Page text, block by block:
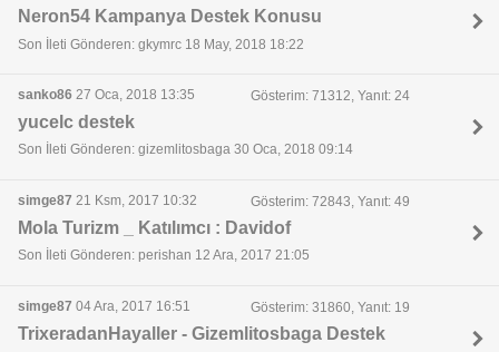
Neron54 Kampanya Destek Konusu
Son İleti Gönderen: gkymrc 18 May, 2018 18:22
sanko86 27 Oca, 2018 13:35 Gösterim: 71312, Yanıt: 24
yucelc destek
Son İleti Gönderen: gizemlitosbaga 30 Oca, 2018 09:14
simge87 21 Ksm, 2017 10:32 Gösterim: 72843, Yanıt: 49
Mola Turizm _ Katılımcı : Davidof
Son İleti Gönderen: perishan 12 Ara, 2017 21:05
simge87 04 Ara, 2017 16:51 Gösterim: 31860, Yanıt: 19
TrixeradanHayaller - Gizemlitosbaga Destek